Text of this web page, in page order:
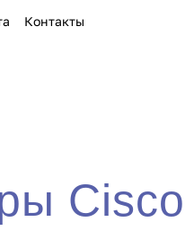
Контакты